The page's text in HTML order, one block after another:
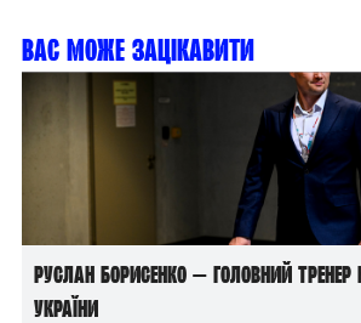
Вас може зацікавити
Руслан Борисенко — головний тренер
України